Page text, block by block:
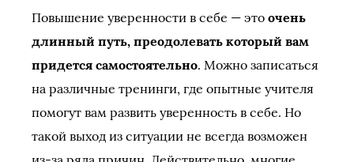
Повышение уверенности в себе — это очень
длинный путь, преодолевать который вам
придется самостоятельно. Можно записаться
на различные тренинги, где опытные учителя
помогут вам развить уверенность в себе. Но
такой выход из ситуации не всегда возможен